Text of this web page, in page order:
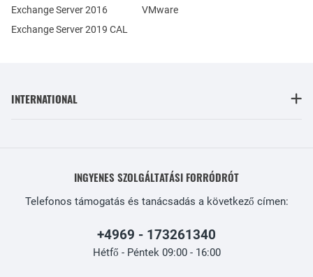
Exchange Server 2016
Exchange Server 2019 CAL
VMware
INTERNATIONAL
INGYENES SZOLGÁLTATÁSI FORRÓDRÓT
Telefonos támogatás és tanácsadás a következő címen:
+4969 - 173261340
Hétfő - Péntek 09:00 - 16:00